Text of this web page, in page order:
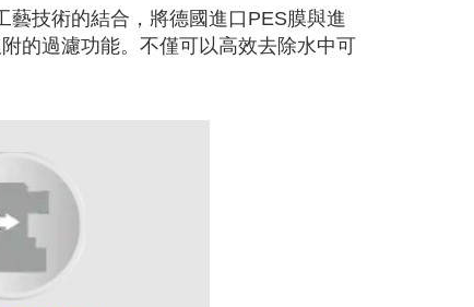
技術的結合，將德國進口PES膜與進
的過濾功能。不僅可以高效去除水中可